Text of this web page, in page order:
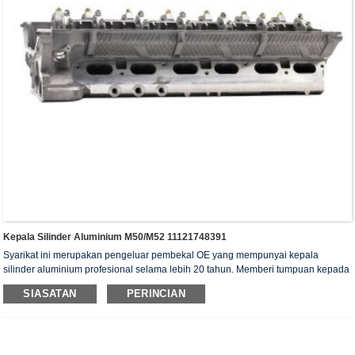
Kepala Silinder Aluminium M50/M52 11121748391
Syarikat ini merupakan pengeluar pembekal OE yang mempunyai kepala
silinder aluminium profesional selama lebih 20 tahun. Memberi tumpuan kepada
kualiti dan perkhidmatan. Kepala silinder ini telah memperoleh sijil pengesahan
ISO16949, "kepala silinder pengedap tinggi", "jangka hayat kepala silinder yang
SIASATAN PERINCIAN